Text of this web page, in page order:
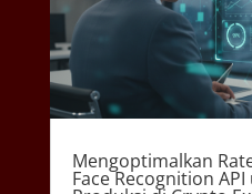
Mengoptimalkan
Face Recognition